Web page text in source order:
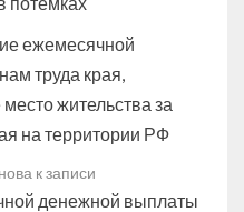
ежемесячной
труда края,
жительства за
на территории РФ
к записи
денежной выплаты